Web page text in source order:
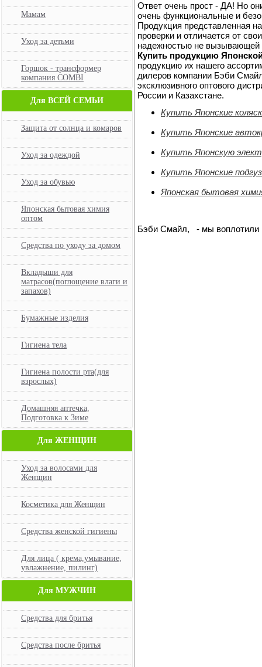
Мамам
Уход за детьми
Горшок - трансформер
компания COMBI
Для ВСЕЙ СЕМЬИ
Защита от солнца и комаров
Уход за одеждой
Уход за обувью
Японская бытовая химия
оптом
Средства по уходу за домом
Вкладыши для
матрасов(поглощение влаги и
запахов)
Бумажные изделия
Гигиена тела
Гигиена полости рта(для
взрослых)
Домашняя аптечка,
Подготовка к Зиме
Для ЖЕНЩИН
Уход за волосами для
Женщин
Косметика для Женщин
Средства женской гигиены
Для лица ( крема,умывание,
увлажнение, пилинг)
Для МУЖЧИН
Средства для бритья
Средства после бритья
Ответ очень прост - ДА! Но
очень функциональные и
Продукция представленная
проверки и отличается от
надежностью не вызывающей
Купить продукцию
продукцию их нашего
дилеров компании Бэби
эксклюзивного оптового
России и Казахстане.
Купить Японские
Купить Японские
Купить Японскую
Купить Японские
Японская бытовая
Бэби Смайл, - мы воплотили